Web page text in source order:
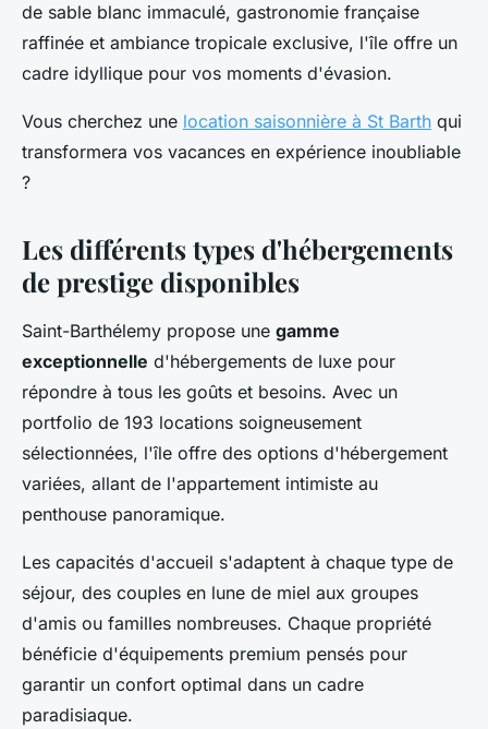
de sable blanc immaculé, gastronomie française
raffinée et ambiance tropicale exclusive, l'île offre un
cadre idyllique pour vos moments d'évasion.
Vous cherchez une location saisonnière à St Barth qui
transformera vos vacances en expérience inoubliable
?
Les différents types d'hébergements
de prestige disponibles
Saint-Barthélemy propose une gamme
exceptionnelle d'hébergements de luxe pour
répondre à tous les goûts et besoins. Avec un
portfolio de 193 locations soigneusement
sélectionnées, l'île offre des options d'hébergement
variées, allant de l'appartement intimiste au
penthouse panoramique.
Les capacités d'accueil s'adaptent à chaque type de
séjour, des couples en lune de miel aux groupes
d'amis ou familles nombreuses. Chaque propriété
bénéficie d'équipements premium pensés pour
garantir un confort optimal dans un cadre
paradisiaque.